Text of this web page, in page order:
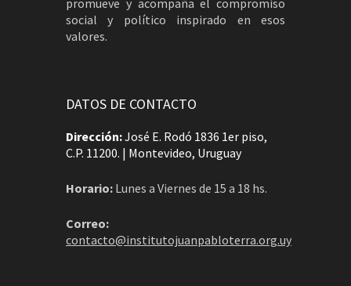
promueve y acompaña el compromiso
social y político inspirado en esos
valores.
DATOS DE CONTACTO
Dirección:José E. Rodó 1836 1er piso,
C.P. 11200. | Montevideo, Uruguay
Horario: Lunes a Viernes de 15 a 18 hs.
Correo:
contacto@institutojuanpabloterra.org.uy